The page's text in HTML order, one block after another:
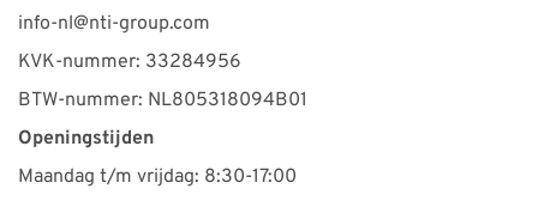
info-nl@nti-group.com
KVK-nummer: 33284956
BTW-nummer: NL805318094B01
Openingstijden
Maandag t/m vrijdag: 8:30-17:00